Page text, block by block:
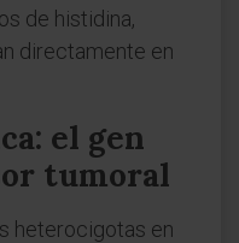
de histidina,
directamente en
el gen
tumoral
heterocigotas en